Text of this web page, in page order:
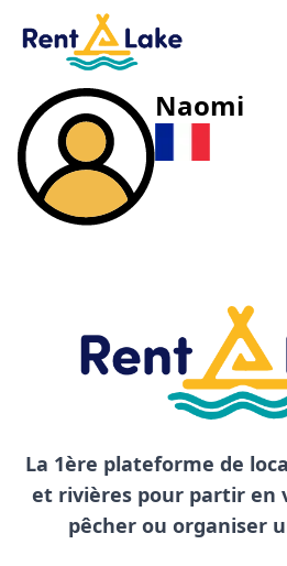
Naomi
La 1ère plateforme de
et rivières pour partir en
pêcher ou organiser